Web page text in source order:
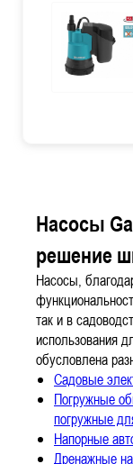
Насосы
решение
Насосы,
так и в
использования
обусловлена
Садовые
Погружные
погружные
Напорные
Дренажные